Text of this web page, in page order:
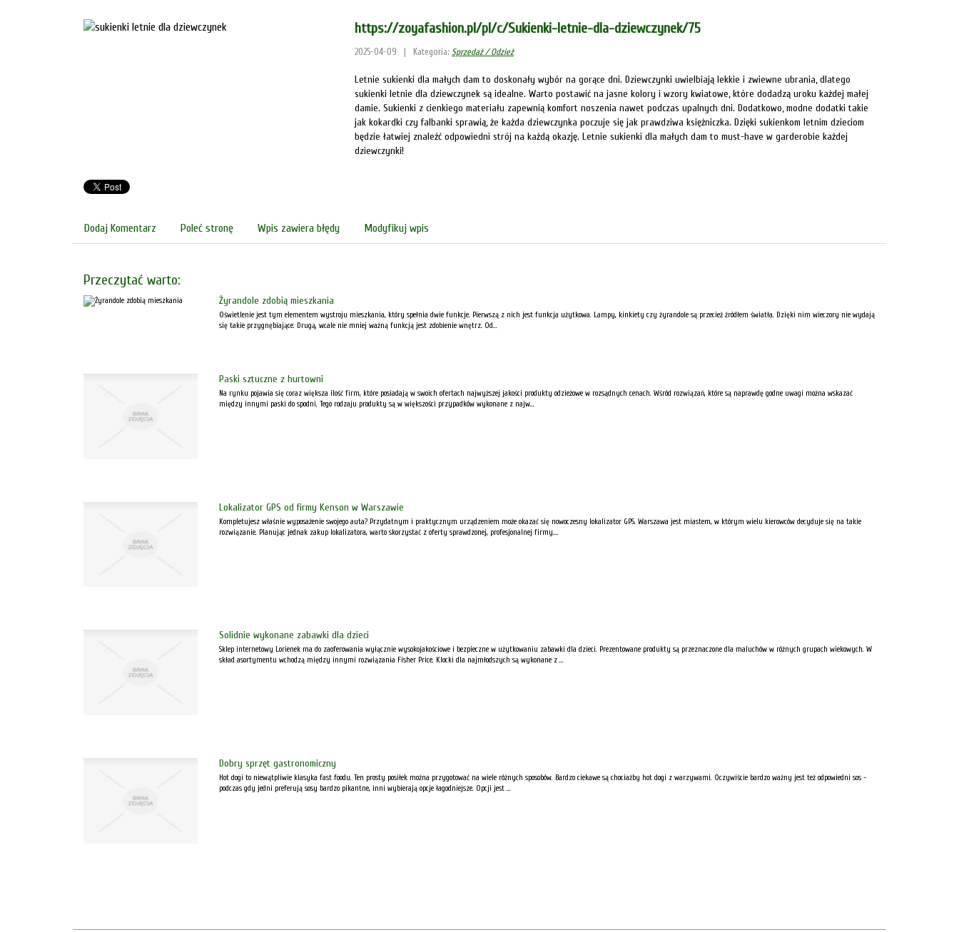
https://zoyafashion.pl/pl/c/Sukienki-letnie-dla-dziewczynek/75
2025-04-09 Kategoria: Sprzedaż / Odzież
Letnie sukienki dla małych dam to doskonały wybór na gorące dni. Dziewczynki uwielbiają lekkie i zwiewne ubrania, dlatego
sukienki letnie dla dziewczynek są idealne. Warto postawić na jasne kolory i wzory kwiatowe, które dodadzą uroku każdej małej
damie. Sukienki z cienkiego materiału zapewnią komfort noszenia nawet podczas upalnych dni. Dodatkowo, modne dodatki takie
jak kokardki czy falbanki sprawią, że każda dziewczynka poczuje się jak prawdziwa księżniczka. Dzięki sukienkom letnim dzieciom
będzie łatwiej znaleźć odpowiedni strój na każdą okazję. Letnie sukienki dla małych dam to must-have w garderobie każdej
dziewczynki!
Dodaj Komentarz Poleć stronę Wpis zawiera błędy Modyfikuj wpis
Przeczytać warto:
Żyrandole zdobią mieszkania
Oświetlenie jest tym elementem wystroju mieszkania, który spełnia dwie funkcje. Pierwszą z nich jest funkcja użytkowa. Lampy, kinkiety czy żyrandole są przecież źródłem światła. Dzięki nim wieczory nie wydają
się takie przygnębiające. Drugą, wcale nie mniej ważną funkcją jest zdobienie wnętrz. Od...
Paski sztuczne z hurtowni
Na rynku pojawia się coraz większa ilość firm, które posiadają w swoich ofertach najwyższej jakości produkty odzieżowe w rozsądnych cenach. Wśród rozwiązań, które są naprawdę godne uwagi można wskazać
między innymi paski do spodni. Tego rodzaju produkty są w większości przypadków wykonane z najw...
Lokalizator GPS od firmy Kenson w Warszawie
Kompletujesz właśnie wyposażenie swojego auta? Przydatnym i praktycznym urządzeniem może okazać się nowoczesny lokalizator GPS. Warszawa jest miastem, w którym wielu kierowców decyduje się na takie
rozwiązanie. Planując jednak zakup lokalizatora, warto skorzystać z oferty sprawdzonej, profesjonalnej firmy....
Solidnie wykonane zabawki dla dzieci
Sklep internetowy Lorienek ma do zaoferowania wyłącznie wysokojakościowe i bezpieczne w użytkowaniu zabawki dla dzieci. Prezentowane produkty są przeznaczone dla maluchów w różnych grupach wiekowych. W
skład asortymentu wchodzą między innymi rozwiązania Fisher Price. Klocki dla najmłodszych są wykonane z ...
Dobry sprzęt gastronomiczny
Hot dogi to niewątpliwie klasyka fast foodu. Ten prosty posiłek można przygotować na wiele różnych sposobów. Bardzo ciekawe są chociażby hot dogi z warzywami. Oczywiście bardzo ważny jest też odpowiedni sos -
podczas gdy jedni preferują sosy bardzo pikantne, inni wybierają opcje łagodniejsze. Opcji jest ...